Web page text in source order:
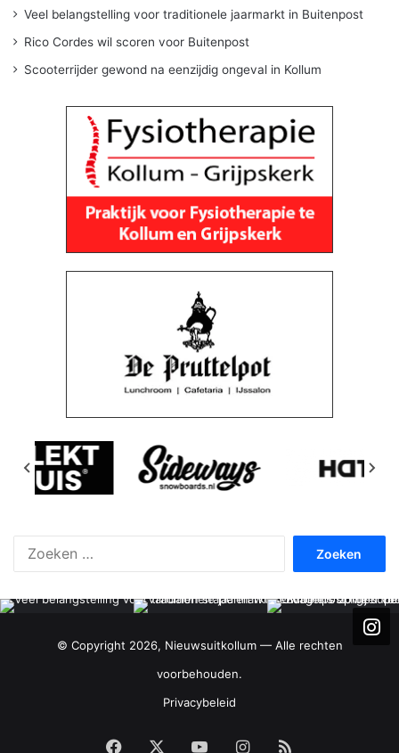
Veel belangstelling voor traditionele jaarmarkt in Buitenpost
Rico Cordes wil scoren voor Buitenpost
Scooterrijder gewond na eenzijdig ongeval in Kollum
© Copyright 2026, Nieuwsuitkollum — Alle rechten
voorbehouden.
Privacybeleid
Facebook YouTubeInstagram
RSS